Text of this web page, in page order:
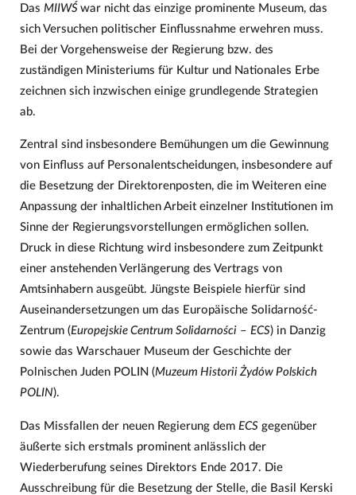
Das MIIWŚ war nicht das einzige prominente Museum, das
sich Versuchen politischer Einflussnahme erwehren muss.
Bei der Vorgehensweise der Regierung bzw. des
zuständigen Ministeriums für Kultur und Nationales Erbe
zeichnen sich inzwischen einige grundlegende Strategien
ab.
Zentral sind insbesondere Bemühungen um die Gewinnung
von Einfluss auf Personalentscheidungen, insbesondere auf
die Besetzung der Direktorenposten, die im Weiteren eine
Anpassung der inhaltlichen Arbeit einzelner Institutionen im
Sinne der Regierungsvorstellungen ermöglichen sollen.
Druck in diese Richtung wird insbesondere zum Zeitpunkt
einer anstehenden Verlängerung des Vertrags von
Amtsinhabern ausgeübt. Jüngste Beispiele hierfür sind
Auseinandersetzungen um das Europäische Solidarność-
Zentrum (Europejskie Centrum Solidarności– ECS) in Danzig
sowie das Warschauer Museum der Geschichte der
Polnischen Juden POLIN (Muzeum Historii Żydów Polskich
POLIN).
Das Missfallen der neuen Regierung dem ECSgegenüber
äußerte sich erstmals prominent anlässlich der
Wiederberufung seines Direktors Ende 2017. Die
Ausschreibung für die Besetzung der Stelle, die Basil Kerski